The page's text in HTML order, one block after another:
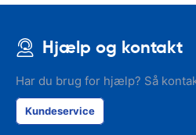
Hjælp og kontakt
Har du brug for hjælp? Så
Kundeservice